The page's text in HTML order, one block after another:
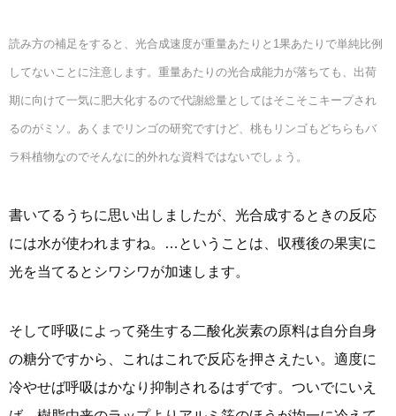
読み方の補足をすると、光合成速度が重量あたりと1果あたりで単純比例
してないことに注意します。重量あたりの光合成能力が落ちても、出荷
期に向けて一気に肥大化するので代謝総量としてはそこそこキープされ
るのがミソ。あくまでリンゴの研究ですけど、桃もリンゴもどちらもバ
ラ科植物なのでそんなに的外れな資料ではないでしょう。
書いてるうちに思い出しましたが、光合成するときの反応
には水が使われますね。…ということは、収穫後の果実に
光を当てるとシワシワが加速します。
そして呼吸によって発生する二酸化炭素の原料は自分自身
の糖分ですから、これはこれで反応を押さえたい。適度に
冷やせば呼吸はかなり抑制されるはずです。ついでにいえ